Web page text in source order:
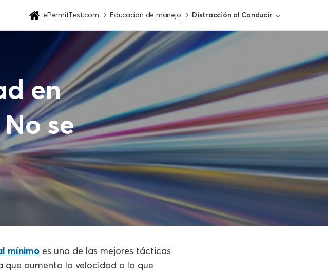
ePermitTest.com Educación de manejo Distracción al Conducir
en
se
mínimo es una de las mejores tácticas
que aumenta la velocidad a la que